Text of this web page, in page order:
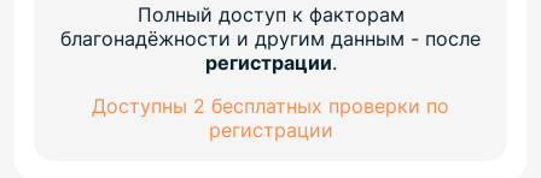
Полный доступ к факторам
благонадёжности и другим данным - после
регистрации.
Доступны 2 бесплатных проверки по
регистрации